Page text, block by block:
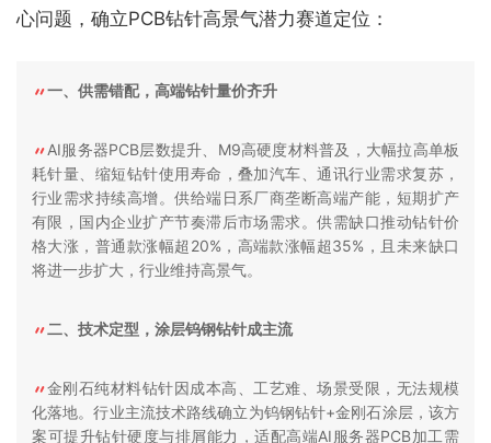
心问题，确立PCB钻针高景气潜力赛道定位：
一、供需错配，高端钻针量价齐升
AI服务器PCB层数提升、M9高硬度材料普及，大幅拉高单板
耗针量、缩短钻针使用寿命，叠加汽车、通讯行业需求复苏，
行业需求持续高增。供给端日系厂商垄断高端产能，短期扩产
有限，国内企业扩产节奏滞后市场需求。供需缺口推动钻针价
格大涨，普通款涨幅超20%，高端款涨幅超35%，且未来缺口
将进一步扩大，行业维持高景气。
二、技术定型，涂层钨钢钻针成主流
金刚石纯材料钻针因成本高、工艺难、场景受限，无法规模
化落地。行业主流技术路线确立为钨钢钻针+金刚石涂层，该方
案可提升钻针硬度与排屑能力，适配高端AI服务器PCB加工需